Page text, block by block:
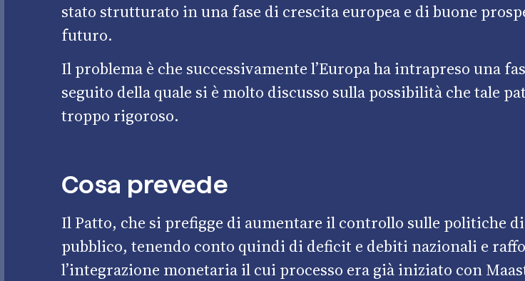
stato strutturato in una fase di crescita europea e di buone
futuro.
Il problema è che successivamente l’Europa ha intrapreso una
seguito della quale si è molto discusso sulla possibilità che tale
troppo rigoroso.
Cosa prevede
Il Patto, che si prefigge di aumentare il controllo sulle politiche
pubblico, tenendo conto quindi di deficit e debiti nazionali e
l’integrazione monetaria il cui processo era già iniziato con